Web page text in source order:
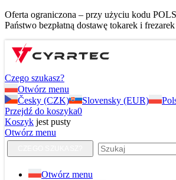
Oferta ograniczona – przy użyciu kodu
Państwo bezpłatną dostawę tokarek i
Czego szukasz?
Otwórz menu
Česky (CZK)
Slovensky (EUR)
Przejdź do koszyka0
Koszyk jest pusty
Otwórz menu
Otwórz menu